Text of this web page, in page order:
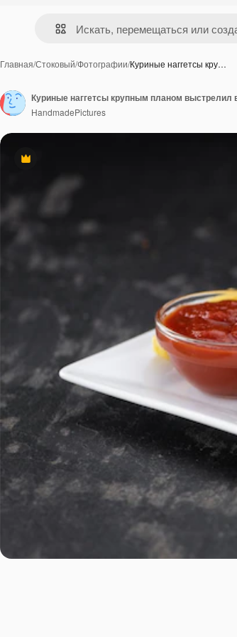
Главная/Стоковый/Фотографии/Куриные наггетсы кру…
Премиум
Куриные наггетсы крупным планом
HandmadePictures